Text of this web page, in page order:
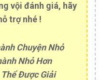
vội đánh giá, hãy
trợ nhé !
Chuyện Nhỏ
Nhỏ Hơn
Được Giải